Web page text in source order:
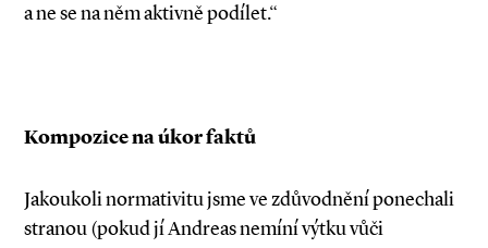
a ne se na něm aktivně podílet.“
Kompozice na úkor faktů
Jakoukoli normativitu jsme ve zdůvodnění ponechali
stranou (pokud jí Andreas nemíní výtku vůči